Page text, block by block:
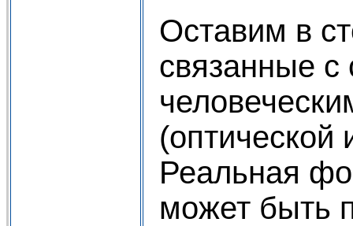
Оставим в
связанные с
(оптической
Реальная
может быть